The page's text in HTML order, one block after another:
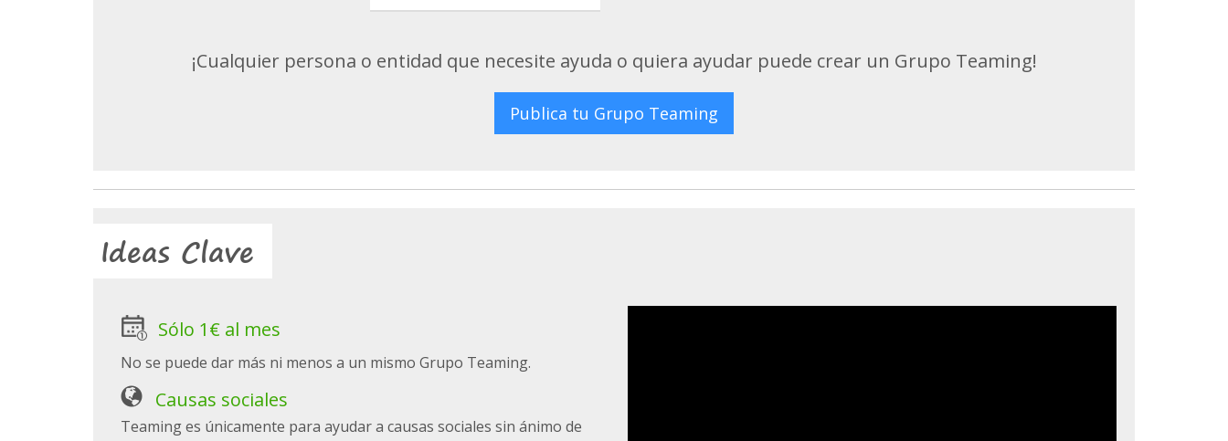
¡Cualquier persona o entidad que necesite ayuda o quiera ayudar puede crear un Grupo Teaming!
Publica tu Grupo Teaming
Ideas Clave
Sólo 1€ al mes
No se puede dar más ni menos a un mismo Grupo Teaming.
Causas sociales
Teaming es únicamente para ayudar a causas sociales sin ánimo de